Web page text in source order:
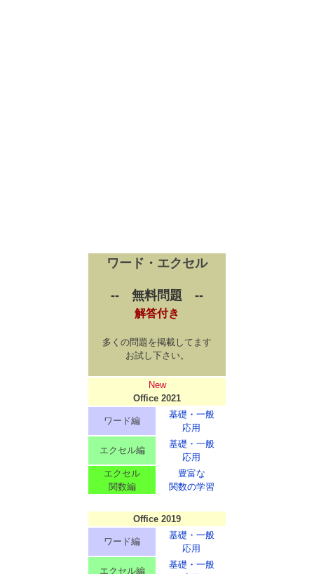
ワード・エクセル
-- 無料問題 --
解答付き
多くの問題を掲載してます
お試し下さい。
New
Office 2021
ワード編
基礎・一般
応用
エクセル編
基礎・一般
応用
エクセル
関数編
豊富な
関数の学習
Office 2019
ワード編
基礎・一般
応用
エクセル編
基礎・一般